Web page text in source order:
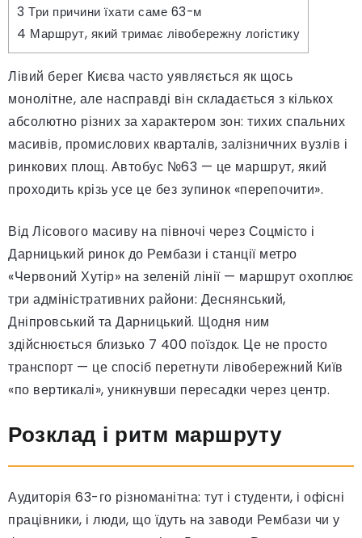
3 Три причини їхати саме 63-м
4 Маршрут, який тримає лівобережну логістику
Лівий берег Києва часто уявляється як щось
монолітне, але насправді він складається з кількох
абсолютно різних за характером зон: тихих спальних
масивів, промислових кварталів, залізничних вузлів і
ринкових площ. Автобус №63 — це маршрут, який
проходить крізь усе це без зупинок «перепочити».
Від Лісового масиву на півночі через Соцмісто і
Дарницький ринок до Рембази і станції метро
«Червоний Хутір» на зеленій лінії — маршрут охоплює
три адміністративних райони: Деснянський,
Дніпровський та Дарницький. Щодня ним
здійснюється близько 7 400 поїздок. Це не просто
транспорт — це спосіб перетнути лівобережний Київ
«по вертикалі», уникнувши пересадки через центр.
Розклад і ритм маршруту
Аудиторія 63-го різноманітна: тут і студенти, і офісні
працівники, і люди, що їдуть на заводи Рембази чи у